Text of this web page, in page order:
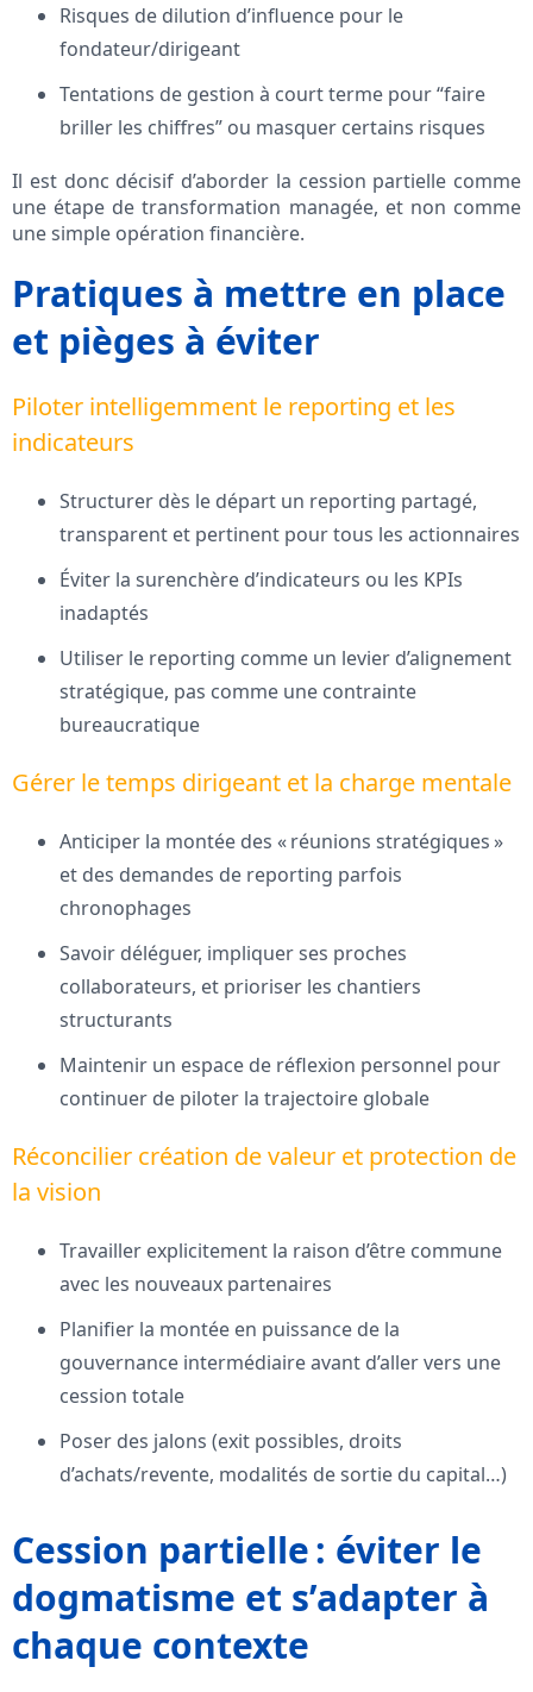
Risques de dilution d’influence pour le
fondateur/dirigeant
Tentations de gestion à court terme pour “faire
briller les chiffres” ou masquer certains risques
Il est donc décisif d’aborder la cession partielle comme
une étape de transformation managée, et non comme
une simple opération financière.
Pratiques à mettre en place
et pièges à éviter
Piloter intelligemment le reporting et les
indicateurs
Structurer dès le départ un reporting partagé,
transparent et pertinent pour tous les actionnaires
Éviter la surenchère d’indicateurs ou les KPIs
inadaptés
Utiliser le reporting comme un levier d’alignement
stratégique, pas comme une contrainte
bureaucratique
Gérer le temps dirigeant et la charge mentale
Anticiper la montée des « réunions stratégiques »
et des demandes de reporting parfois
chronophages
Savoir déléguer, impliquer ses proches
collaborateurs, et prioriser les chantiers
structurants
Maintenir un espace de réflexion personnel pour
continuer de piloter la trajectoire globale
Réconcilier création de valeur et protection de
la vision
Travailler explicitement la raison d’être commune
avec les nouveaux partenaires
Planifier la montée en puissance de la
gouvernance intermédiaire avant d’aller vers une
cession totale
Poser des jalons (exit possibles, droits
d’achats/revente, modalités de sortie du capital…)
Cession partielle : éviter le
dogmatisme et s’adapter à
chaque contexte